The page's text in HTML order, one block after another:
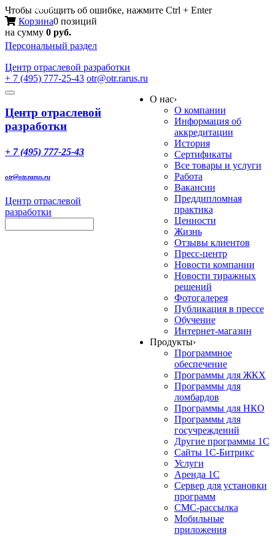
Чтобы сообщить об ошибке, нажмите Ctrl + Enter
Корзина0 позиций
на сумму 0 руб.
Персональный раздел
Центр отраслевой разработки
+ 7 (495) 777-25-43 otr@otr.rarus.ru
Toggle
Меню
Центр отраслевой
разработки
+ 7 (495) 777-25-43
otr@otr.rarus.ru
Центр отраслевой
разработки
О нас›
О компании
Информация об
аккредитации
История
Сертификаты
Все товары и услуги
Работа
Вакансии
Преддипломная
практика
Ценности
Жизнь
Отзывы клиентов
Пресс-центр
Новости компании
Новости тиражных
решений
Фотогалерея
Публикация в прессе
Обучение
Интернет-магазин
Продукты›
Программное
обеспечение
Программы для ЖКХ
Программы для
ломбардов
Программы для НКО
Программы для
госучреждений
Другие программы 1С
Сайты 1С-Битрикс
Услуги
Аренда 1С
Сервер для установки
программ
СМС-рассылка
Мобильные
приложения